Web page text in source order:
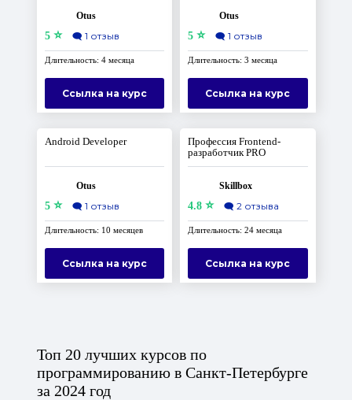
Otus
5⭐ 🗨️ 1 отзыв
Длительность: 4 месяца
Ссылка на курс
Otus
5 ⭐ 🗨️ 1 отзыв
Длительность: 3 месяца
Ссылка на курс
Android Developer
Otus
5⭐ 🗨️ 1 отзыв
Длительность: 10 месяцев
Ссылка на курс
Профессия Frontend-
разработчик PRO
Skillbox
4.8 ⭐ 🗨️ 2 отзыва
Длительность: 24 месяца
Ссылка на курс
Топ 20 лучших курсов по
программированию в Санкт-Петербурге
за 2024 год